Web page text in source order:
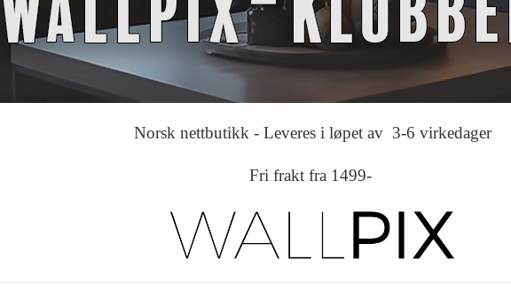
Norsk nettbutikk - Leveres i løpet av 3-6 virkedager
Fri frakt fra 1499-